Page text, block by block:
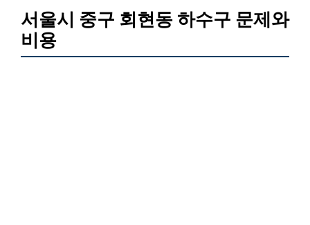
서울시 중구 회현동 하수구 문제와
비용